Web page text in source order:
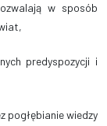
w sposób
predyspozycji i
pogłębianie wiedzy